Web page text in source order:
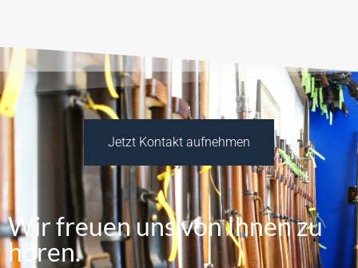
Jetzt Kontakt aufnehmen
Wir freuen uns von Ihnen zu
hören.